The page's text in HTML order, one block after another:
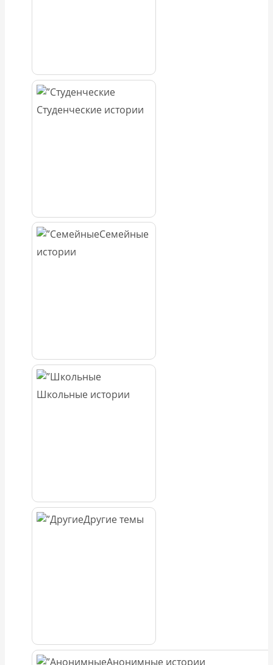
Студенческие истории
Семейные
истории
Школьные истории
Другие темы
Анонимные истории